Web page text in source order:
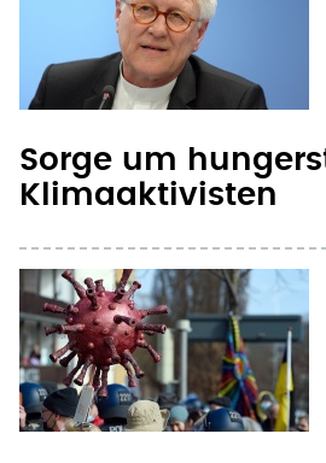
Sorge um
Klimaaktivisten